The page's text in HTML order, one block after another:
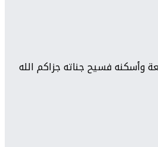
وأسكنه فسيح جناته جزاكم الله